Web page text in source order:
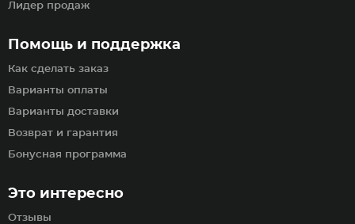
Помощь и поддержка
Как сделать заказ
Варианты оплаты
Варианты доставки
Возврат и гарантия
Бонусная программа
Лидер продаж
Это интересно
Отзывы